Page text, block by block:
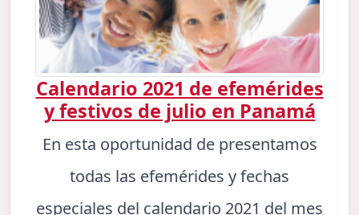
Calendario 2021 de efemérides
y festivos de julio en Panamá
En esta oportunidad de presentamos
todas las efemérides y fechas
especiales del calendario 2021 del mes